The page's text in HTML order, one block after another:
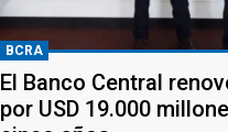
BCRA
El Banco Central
por USD 19.000